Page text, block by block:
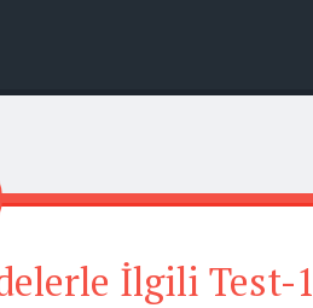
İlgili Test-1